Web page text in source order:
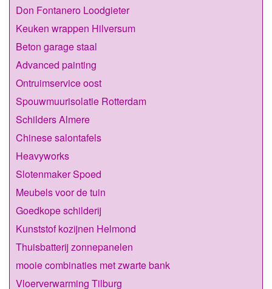
Don Fontanero Loodgieter
Keuken wrappen Hilversum
Beton garage staal
Advanced painting
Ontruimservice oost
Spouwmuurisolatie Rotterdam
Schilders Almere
Chinese salontafels
Heavyworks
Slotenmaker Spoed
Meubels voor de tuin
Goedkope schilderij
Kunststof kozijnen Helmond
Thuisbatterij zonnepanelen
mooie combinaties met zwarte bank
Vloerverwarming Tilburg